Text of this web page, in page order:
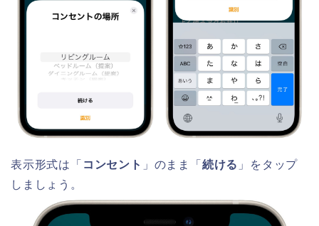
表示形式は「 コンセント 」のまま「 続ける 」をタップ
しましょう。